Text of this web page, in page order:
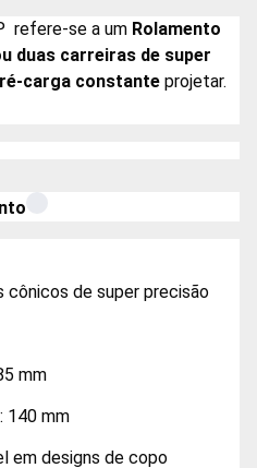
refere-se a um Rolamento
duas carreiras de super
carga constante projetar.
cônicos de super precisão
mm
140 mm
em designs de copo